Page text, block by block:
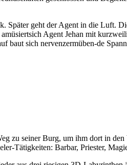
Später geht der Agent in die Luft.
Agent Jehan mit
sich nervenzermüben-de
zu seiner Burg, um ihm dort in
Tätigkeiten: Barbar, Priester,